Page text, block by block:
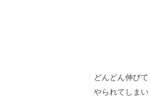
どんどん伸び
やられてしま